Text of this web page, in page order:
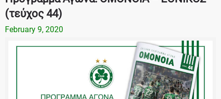
(τεύχος 44)
February 9, 2020